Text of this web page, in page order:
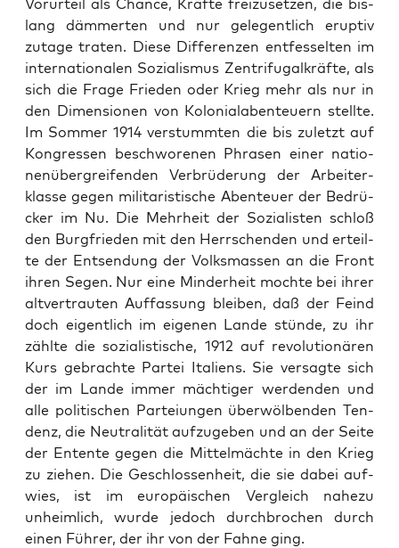
Vor­ur­teil als Chan­ce, Kräf­te frei­zu­set­zen, die bis­
lang däm­mer­ten und nur gele­gent­lich erup­tiv
zuta­ge tra­ten. Die­se Dif­fe­ren­zen ent­fes­sel­ten im
inter­na­tio­na­len Sozia­lis­mus Zen­tri­fu­gal­kräf­te, als
sich die Fra­ge Frie­den oder Krieg mehr als nur in
den Dimen­sio­nen von Kolo­ni­al­aben­teu­ern stell­te.
Im Som­mer 1914 ver­stumm­ten die bis zuletzt auf
Kon­gres­sen beschwo­re­nen Phra­sen einer natio­
nen­über­grei­fen­den Ver­brü­de­rung der Arbei­ter­
klas­se gegen mili­ta­ris­ti­sche Aben­teu­er der Bedrü­
cker im Nu. Die Mehr­heit der Sozia­lis­ten schloß
den Burg­frie­den mit den Herr­schen­den und erteil­
te der Ent­sen­dung der Volks­mas­sen an die Front
ihren Segen. Nur eine Min­der­heit moch­te bei ihrer
alt­ver­trau­ten Auf­fas­sung blei­ben, daß der Feind
doch eigent­lich im eige­nen Lan­de stün­de, zu ihr
zähl­te die sozia­lis­ti­sche, 1912 auf revo­lu­tio­nä­ren
Kurs gebrach­te Par­tei Ita­li­ens. Sie ver­sag­te sich
der im Lan­de immer mäch­ti­ger wer­den­den und
alle poli­ti­schen Par­tei­un­gen über­wöl­ben­den Ten­
denz, die Neu­tra­li­tät auf­zu­ge­ben und an der Sei­te
der Entente gegen die Mit­tel­mäch­te in den Krieg
zu zie­hen. Die Geschlos­sen­heit, die sie dabei auf­
wies, ist im euro­päi­schen Ver­gleich nahe­zu
unheim­lich, wur­de jedoch durch­bro­chen durch
einen Füh­rer, der ihr von der Fah­ne ging.